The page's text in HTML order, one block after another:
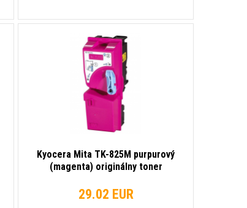
Kyocera Mita TK-825M purpurový
(magenta) originálny toner
29.02 EUR